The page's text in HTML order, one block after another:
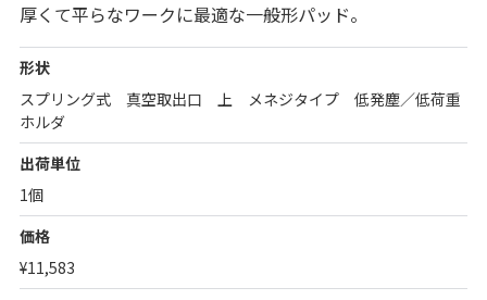
厚くて平らなワークに最適な一般形パッド。
形状
スプリング式 真空取出口 上 メネジタイプ 低発塵／低荷重
ホルダ
出荷単位
1個
価格
¥11,583